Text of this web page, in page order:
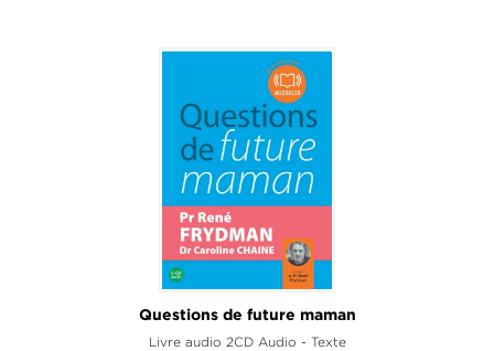
Questions de future maman
Livre audio 2CD Audio - Texte